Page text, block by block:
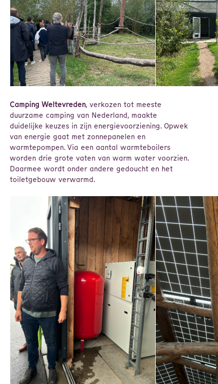
Camping Weltevreden, verkozen tot meeste
duurzame camping van Nederland, maakte
duidelijke keuzes in zijn energievoorziening. Opwek
van energie gaat met zonnepanelen en
warmtepompen. Via een aantal warmteboilers
worden drie grote vaten van warm water voorzien.
Daarmee wordt onder andere gedoucht en het
toiletgebouw verwarmd.